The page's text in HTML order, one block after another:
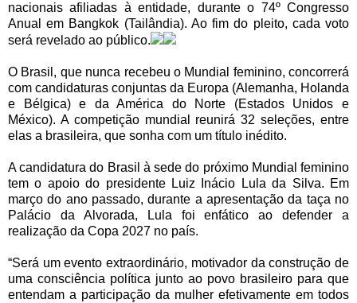
nacionais afiliadas à entidade, durante o 74º Congresso
Anual em Bangkok (Tailândia). Ao fim do pleito, cada voto
será revelado ao público.
O Brasil, que nunca recebeu o Mundial feminino, concorrerá
com candidaturas conjuntas da Europa (Alemanha, Holanda
e Bélgica) e da América do Norte (Estados Unidos e
México). A competição mundial reunirá 32 seleções, entre
elas a brasileira, que sonha com um título inédito.
A candidatura do Brasil à sede do próximo Mundial feminino
tem o apoio do presidente Luiz Inácio Lula da Silva. Em
março do ano passado, durante a apresentação da taça no
Palácio da Alvorada, Lula foi enfático ao defender a
realização da Copa 2027 no país.
“Será um evento extraordinário, motivador da construção de
uma consciência política junto ao povo brasileiro para que
entendam a participação da mulher efetivamente em todos